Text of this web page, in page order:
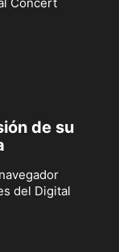
de su
del Digital